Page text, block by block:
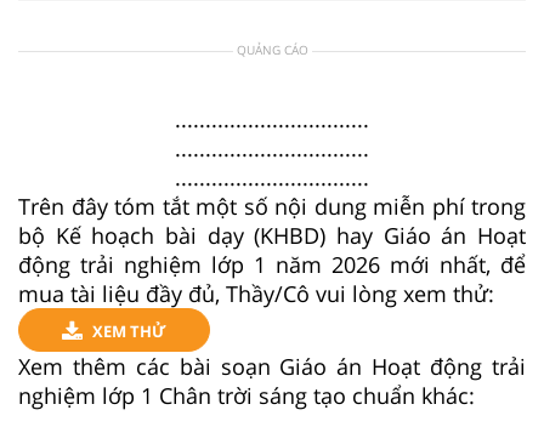
QUẢNG CÁO
................................
................................
................................
Trên đây tóm tắt một số nội dung miễn phí trong
bộ Kế hoạch bài dạy (KHBD) hay Giáo án Hoạt
động trải nghiệm lớp 1 năm 2026 mới nhất, để
mua tài liệu đầy đủ, Thầy/Cô vui lòng xem thử:
XEM THỬ
Xem thêm các bài soạn Giáo án Hoạt động trải
nghiệm lớp 1 Chân trời sáng tạo chuẩn khác: